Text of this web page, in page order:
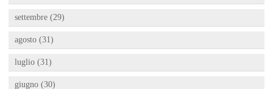
settembre (29)
agosto (31)
luglio (31)
giugno (30)